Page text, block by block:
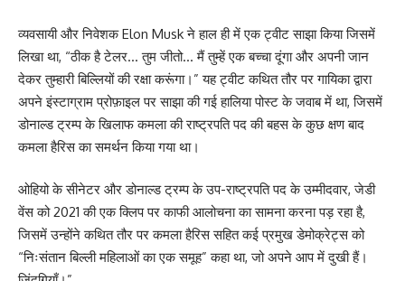
व्यवसायी और निवेशक Elon Musk ने हाल ही में एक ट्वीट साझा किया जिसमें
लिखा था, “ठीक है टेलर… तुम जीतो… मैं तुम्हें एक बच्चा दूंगा और अपनी जान
देकर तुम्हारी बिल्लियों की रक्षा करूंगा।” यह ट्वीट कथित तौर पर गायिका द्वारा
अपने इंस्टाग्राम प्रोफ़ाइल पर साझा की गई हालिया पोस्ट के जवाब में था, जिसमें
डोनाल्ड ट्रम्प के खिलाफ कमला की राष्ट्रपति पद की बहस के कुछ क्षण बाद
कमला हैरिस का समर्थन किया गया था।
ओहियो के सीनेटर और डोनाल्ड ट्रम्प के उप-राष्ट्रपति पद के उम्मीदवार, जेडी
वेंस को 2021 की एक क्लिप पर काफी आलोचना का सामना करना पड़ रहा है,
जिसमें उन्होंने कथित तौर पर कमला हैरिस सहित कई प्रमुख डेमोक्रेट्स को
“निःसंतान बिल्ली महिलाओं का एक समूह” कहा था, जो अपने आप में दुखी हैं।